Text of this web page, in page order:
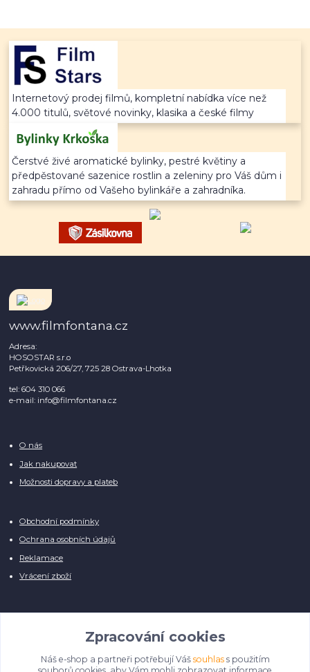
Internetový prodej filmů, kompletní nabídka více než
4.000 titulů, světové novinky, klasika a české filmy
Čerstvé živé aromatické bylinky, pestré květiny a
předpěstované sazenice rostlin a zeleniny pro Váš dům i
zahradu přímo od Vašeho bylinkáře a zahradníka.
www.filmfontana.cz
Adresa:
HOSOSTAR s.r.o
Petřkovická 206/27, 725 28 Ostrava-Lhotka
tel: 604 310 066
e-mail: info@filmfontana.cz
O nás
Jak nakupovat
Možnosti dopravy a plateb
Obchodní podmínky
Ochrana osobních údajů
Reklamace
Vrácení zboží
Manuálně pro Vás kontrolujeme každý produkt, přesto se může stát, že u
Zpracování cookies
Náš e-shop a partneři potřebují Váš souhlass použitím